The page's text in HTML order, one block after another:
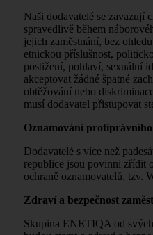
Naši dodavatelé se zavazují
spravedlivě během
jejich zaměstnání, bez
etnickou příslušnost,
postižení, pohlaví, sexuální
akceptovat žádné špatné
obtěžování nebo
musí dodavatel přistupovat
Oznamování
Dodavatelé s více než
republice jsou povinni zřídit
ochraně oznamovatelů, tzv.
Zdraví a bezpečnost
Skupina ENETIQA od